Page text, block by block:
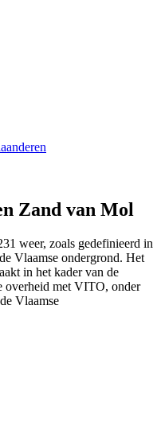
Zand van Mol
weer, zoals gedefinieerd in
Vlaamse ondergrond. Het
in het kader van de
overheid met VITO, onder
Vlaamse